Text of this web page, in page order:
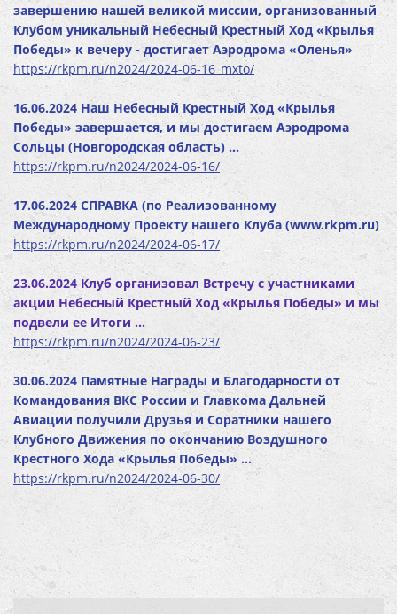
завершению нашей великой миссии, организованный
Клубом уникальный Небесный Крестный Ход «Крылья
Победы» к вечеру - достигает Аэродрома «Оленья»
https://rkpm.ru/n2024/2024-06-16_mxto/
16.06.2024 Наш Небесный Крестный Ход «Крылья
Победы» завершается, и мы достигаем Аэродрома
Сольцы (Новгородская область) …
https://rkpm.ru/n2024/2024-06-16/
17.06.2024 СПРАВКА (по Реализованному
Международному Проекту нашего Клуба (www.rkpm.ru)
https://rkpm.ru/n2024/2024-06-17/
23.06.2024 Клуб организовал Встречу с участниками
акции Небесный Крестный Ход «Крылья Победы» и мы
подвели ее Итоги ...
https://rkpm.ru/n2024/2024-06-23/
30.06.2024 Памятные Награды и Благодарности от
Командования ВКС России и Главкома Дальней
Авиации получили Друзья и Соратники нашего
Клубного Движения по окончанию Воздушного
Крестного Хода «Крылья Победы» …
https://rkpm.ru/n2024/2024-06-30/